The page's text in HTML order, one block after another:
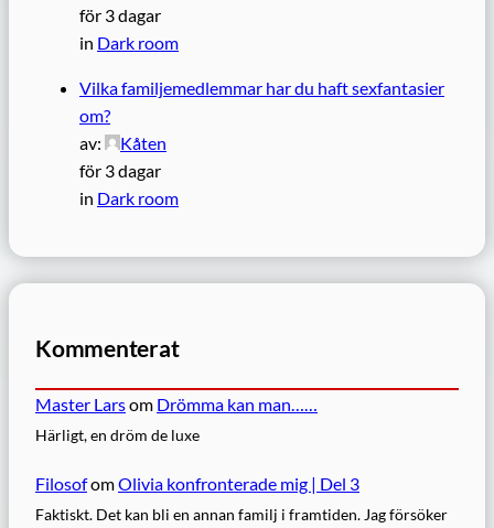
för 3 dagar
in Dark room
Vilka familjemedlemmar har du haft sexfantasier
om?
av:
Kåten
för 3 dagar
in Dark room
Kommenterat
Master Larsom Drömma kan man……
Härligt, en dröm de luxe
FilosofomOlivia konfronterade mig | Del 3
Faktiskt. Det kan bli en annan familj i framtiden. Jag försöker